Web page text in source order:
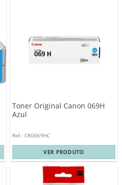
Toner Original Canon 069H
Azul
Ref.: CRG069HC
VER PRODUTO